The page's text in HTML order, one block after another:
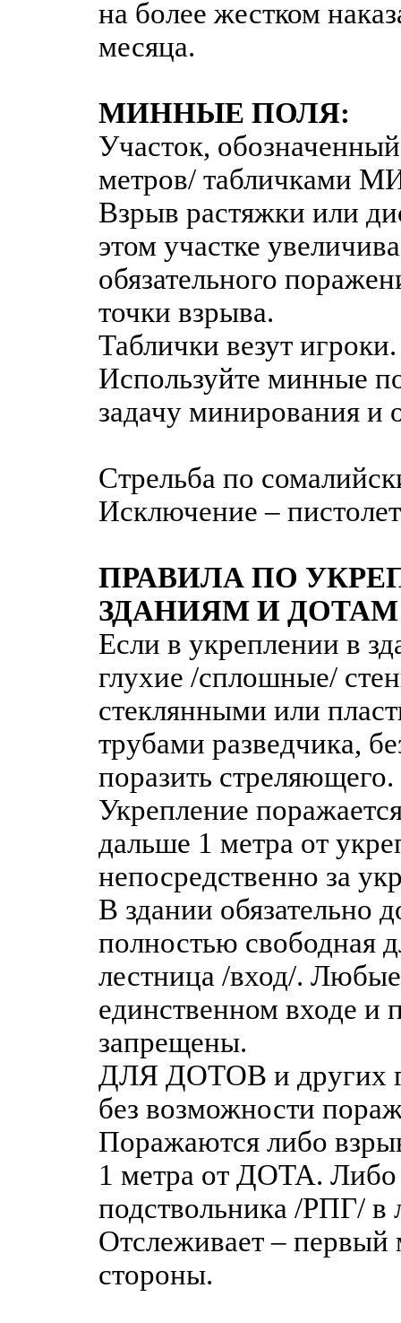
на более жестком
месяца.
МИННЫЕ ПОЛЯ:
Участок,
метров/ табличками
Взрыв растяжки или
этом участке
обязательного
точки взрыва.
Таблички везут игроки.
Используйте минные
задачу минирования и
Стрельба по
Исключение –
ПРАВИЛА ПО
ЗДАНИЯМ И ДОТАМ
Если в укреплении в
глухие /сплошные/
стеклянными или
трубами разведчика,
поразить стреляющего.
Укрепление
дальше 1 метра от
непосредственно за
В здании обязательно
полностью свободная
лестница /вход/.
единственном входе и
запрещены.
ДЛЯ ДОТОВ и других
без возможности
Поражаются либо
1 метра от ДОТА. Либо
подствольника /РПГ/
Отслеживает –
стороны.